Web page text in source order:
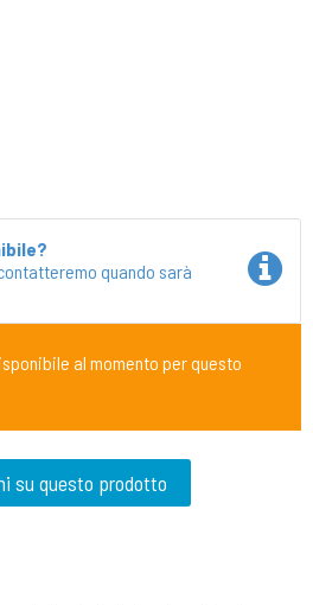
quando sarà
al momento per questo
su questo prodotto